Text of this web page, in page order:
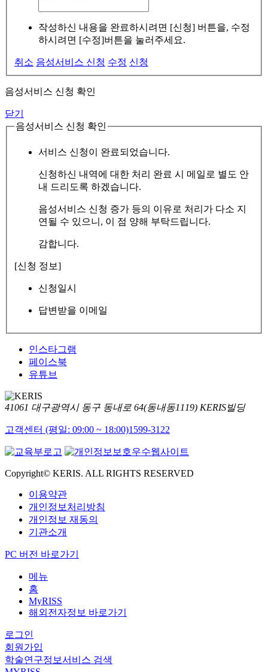
작성하신 내용을 완료하시려면 [신청] 버튼을, 수정
하시려면 [수정]버튼을 눌러주세요.
취소 음성서비스 신청 수정 신청
음성서비스 신청 확인
닫기
음성서비스 신청 확인
서비스 신청이 완료되었습니다.
신청하신 내역에 대한 처리 완료 시 메일로 별도 안
내 드리도록 하겠습니다.
음성서비스 신청 증가 등의 이유로 처리가 다소 지
연될 수 있으니, 이 점 양해 부탁드립니다.
감합니다.
[신청 정보]
신청일시
답변받을 이메일
인스타그램
페이스북
유튜브
41061 대구광역시 동구 동내로 64(동내동1119) KERIS빌딩
고객센터 (평일: 09:00 ~ 18:00)1599-3122
Copyright© KERIS. ALL RIGHTS RESERVED
이용약관
개인정보처리방침
개인정보 재동의
기관소개
PC 버전 바로가기
메뉴
홈
MyRISS
해외전자정보 바로가기
로그인
회원가입
학술연구정보서비스 검색